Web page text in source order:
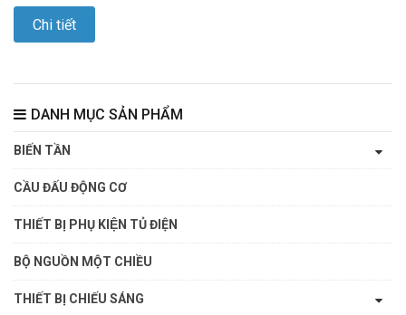
Chi tiết
DANH MỤC SẢN PHẨM
BIẾN TẦN
CẦU ĐẤU ĐỘNG CƠ
THIẾT BỊ PHỤ KIỆN TỦ ĐIỆN
BỘ NGUỒN MỘT CHIỀU
THIẾT BỊ CHIẾU SÁNG